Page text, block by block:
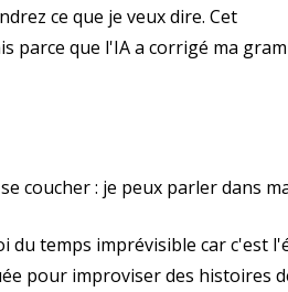
ce que je veux dire. Cet
parce que l'IA a corrigé ma
coucher : je peux parler dans
du temps imprévisible car c'est
pour improviser des histoires